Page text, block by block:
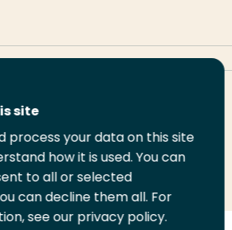
Email
deze
pagina
Print
deze
pagina
site
process your data on this site
how it is used. You can
to all or selected
can decline them all. For
see our privacy policy.